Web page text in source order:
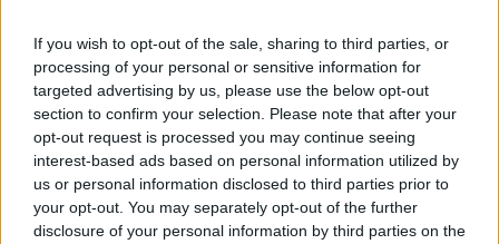
If you wish to opt-out of the sale, sharing to third parties, or
processing of your personal or sensitive information for
targeted advertising by us, please use the below opt-out
section to confirm your selection. Please note that after your
opt-out request is processed you may continue seeing
interest-based ads based on personal information utilized by
us or personal information disclosed to third parties prior to
your opt-out. You may separately opt-out of the further
disclosure of your personal information by third parties on the
Veliko otrok po vsem svetu je izpostavljenih okolju, ki ne
spodbuja zdravja, temveč spodbuja pridobivanje telesne
teže. Predsodki in stigmatizacija, ki jih v vsakdanjem
življenju doživljajo številni mladi s prekomerno telesno
težo in debelostjo, škodujejo tudi njihovemu